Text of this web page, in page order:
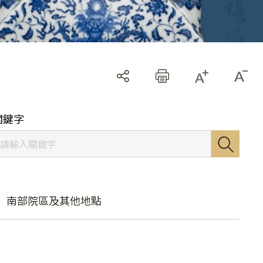
字
南部院區及其他地點